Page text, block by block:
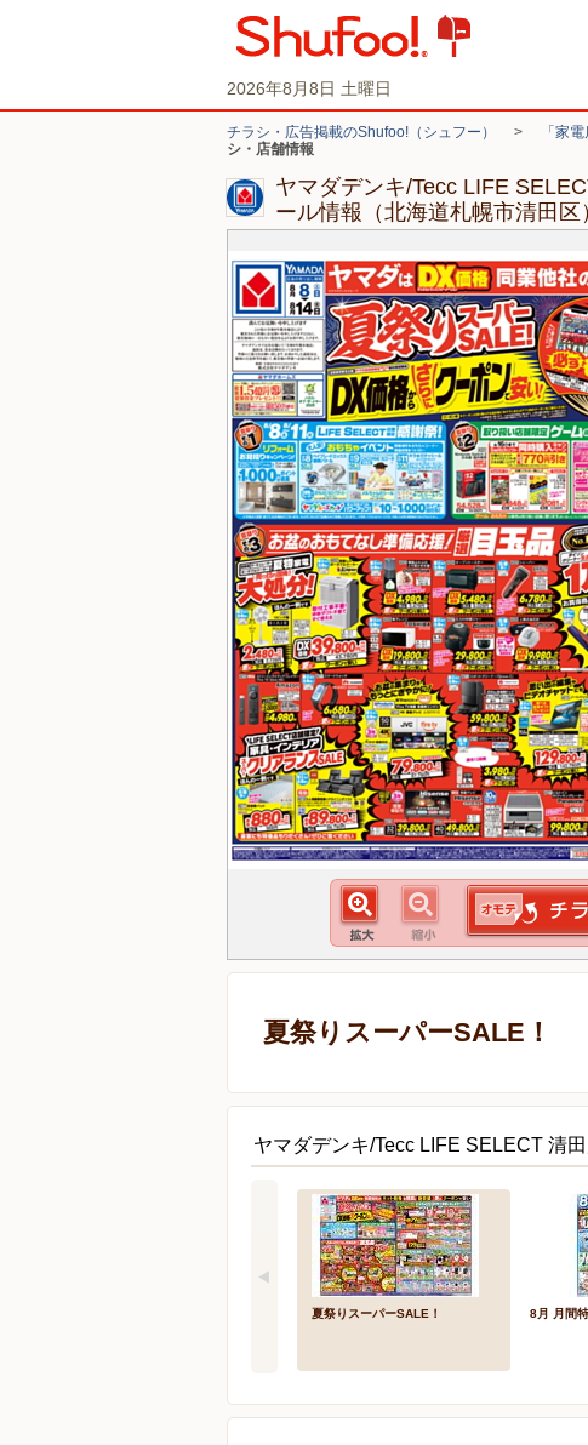
2026年8月8日 土曜日
チラシ・広告掲載のShufoo!（シュフー） > 「家
シ・店舗情報
ヤマダデンキ/Tecc LIFE
ール情報（北海道札幌市清田区
夏祭りスーパーSALE！
ヤマダデンキ/Tecc LIFE SELECT 清
夏祭りスーパーSALE！ 8月 月間